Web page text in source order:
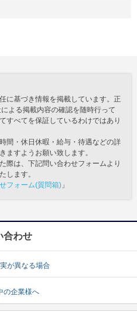
に基づき情報を掲載しています。正
よる掲載内容の確認を随時行って
すべてを保証しているわけではあり
間・休日休暇・給与・待遇などの詳
ますようお願い致します。
際は、下記問い合わせフォームより
します。
フォーム(質問箱) 」
合わせ
が異なる場合
の企業様へ